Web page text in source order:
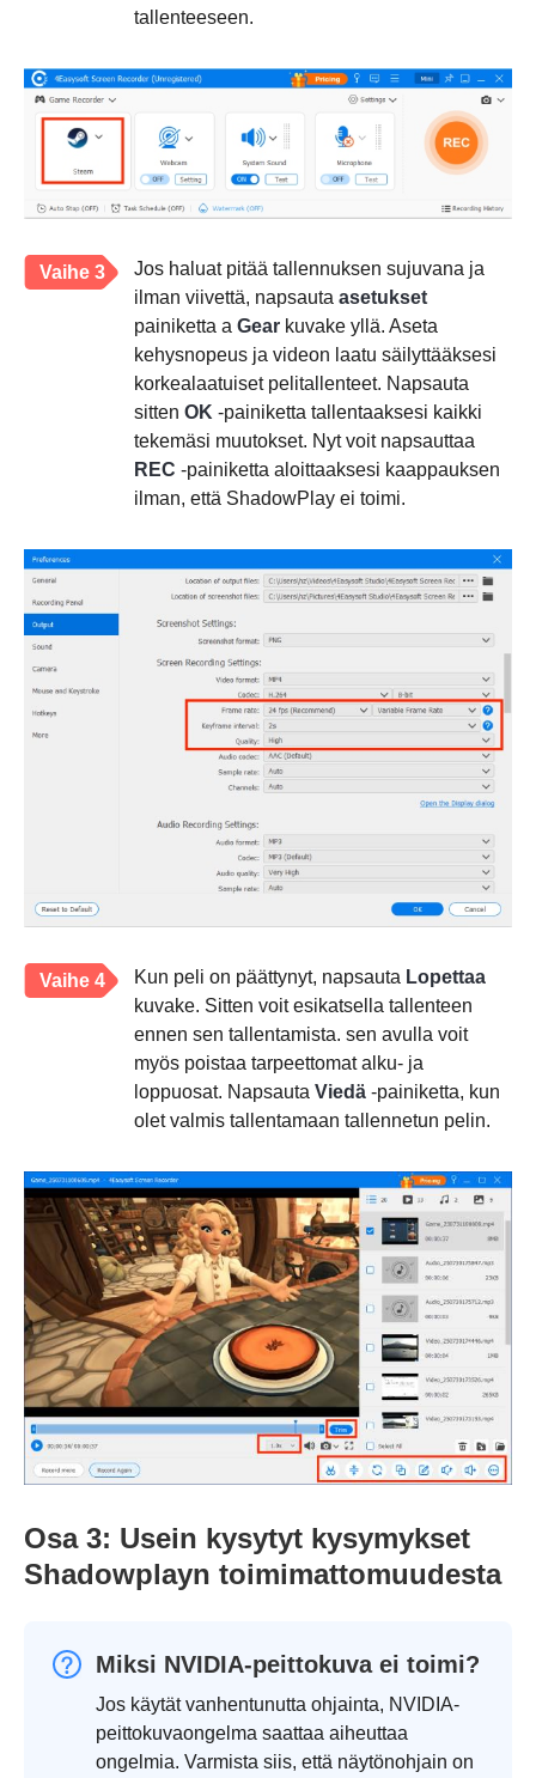
tallenteeseen.
Vaihe 3
Jos haluat pitää tallennuksen sujuvana ja
ilman viivettä, napsauta asetukset
painiketta a Gear kuvake yllä. Aseta
kehysnopeus ja videon laatu säilyttääksesi
korkealaatuiset pelitallenteet. Napsauta
sitten OK -painiketta tallentaaksesi kaikki
tekemäsi muutokset. Nyt voit napsauttaa
REC -painiketta aloittaaksesi kaappauksen
ilman, että ShadowPlay ei toimi.
Vaihe 4 Kun peli on päättynyt, napsauta Lopettaa
kuvake. Sitten voit esikatsella tallenteen
ennen sen tallentamista. sen avulla voit
myös poistaa tarpeettomat alku- ja
loppuosat. Napsauta Viedä -painiketta, kun
olet valmis tallentamaan tallennetun pelin.
Osa 3: Usein kysytyt kysymykset
Shadowplayn toimimattomuudesta
Miksi NVIDIA-peittokuva ei toimi?
Jos käytät vanhentunutta ohjainta, NVIDIA-
peittokuvaongelma saattaa aiheuttaa
ongelmia. Varmista siis, että näytönohjain on